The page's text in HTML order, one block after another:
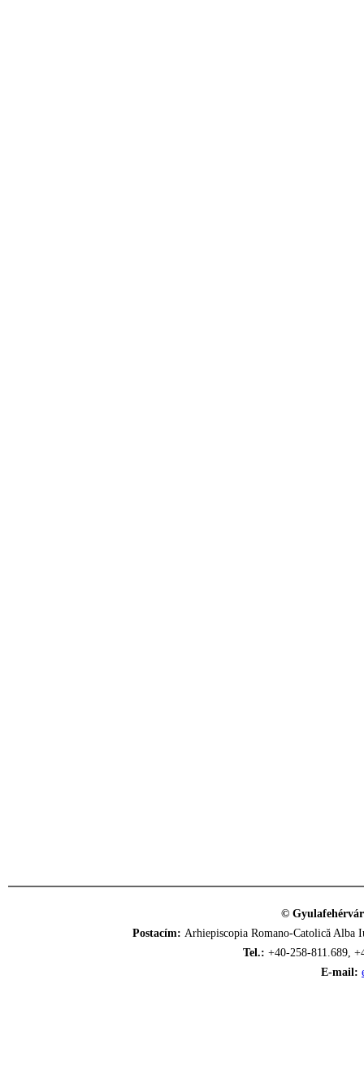
©
Postacím: Arhiepiscopia Romano-Catolică
Tel.: +40-258-811.689,
E-mail: